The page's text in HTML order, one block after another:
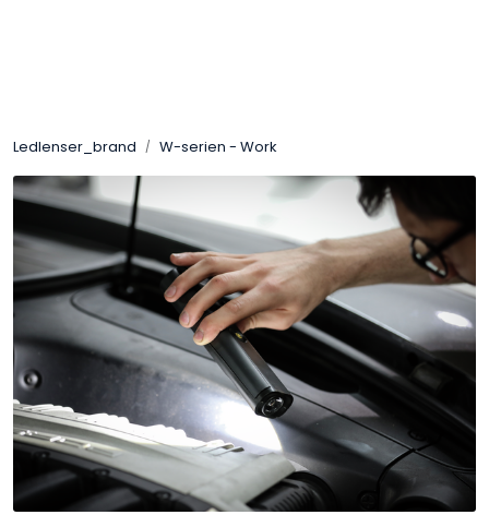
Ledlenser_brand W-serien - Work
News/Info
Mediaportalen